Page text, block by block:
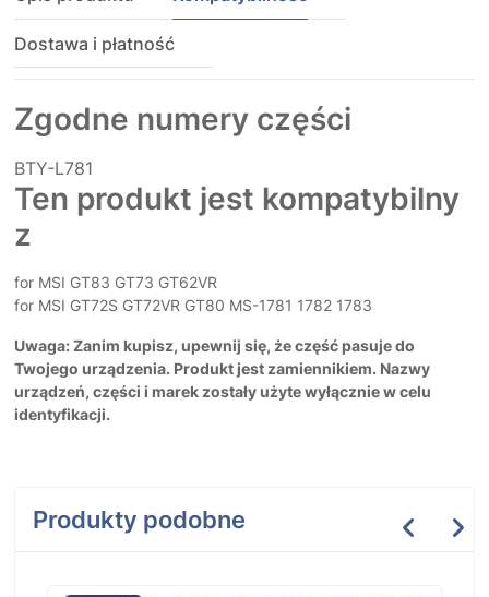
Dostawa i płatność
Zgodne numery części
BTY-L781
Ten produkt jest kompatybilny
z
for MSI GT83 GT73 GT62VR
for MSI GT72S GT72VR GT80 MS-1781 1782 1783
Uwaga: Zanim kupisz, upewnij się, że część pasuje do
Twojego urządzenia. Produkt jest zamiennikiem. Nazwy
urządzeń, części i marek zostały użyte wyłącznie w celu
identyfikacji.
Produkty podobne